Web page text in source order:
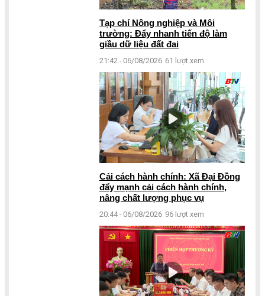
Tạp chí Nông nghiệp và Môi
trường: Đẩy nhanh tiến độ làm
giầu dữ liệu đất đai
21:42 - 06/08/2026 61 lượt xem
Cải cách hành chính: Xã Đại Đồng
đẩy mạnh cải cách hành chính,
nâng chất lượng phục vụ
20:44 - 06/08/2026 96 lượt xem